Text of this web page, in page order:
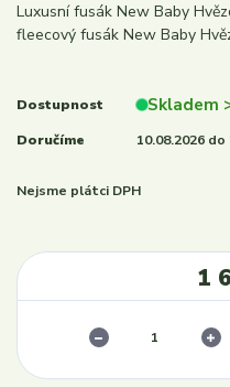
Luxusní fusák New Baby
fleecový fusák New Baby
Dostupnost Skladem
Doručíme 10.08.2026 do
Nejsme plátci DPH
1